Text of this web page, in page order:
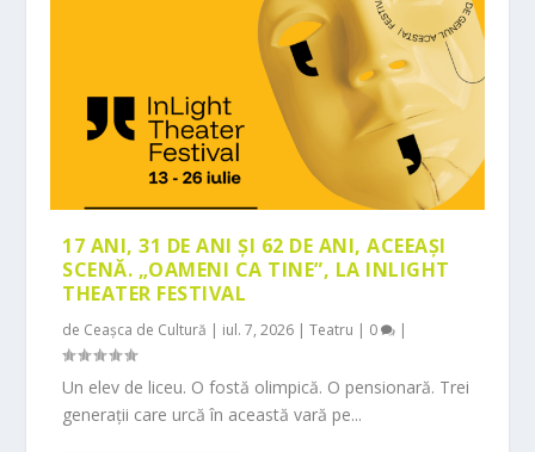
17 ANI, 31 DE ANI ȘI 62 DE ANI, ACEEAȘI
SCENĂ. „OAMENI CA TINE”, LA INLIGHT
THEATER FESTIVAL
de Ceașca de Cultură | iul. 7, 2026 |Teatru | 0 |
Un elev de liceu. O fostă olimpică. O pensionară. Trei
generații care urcă în această vară pe...